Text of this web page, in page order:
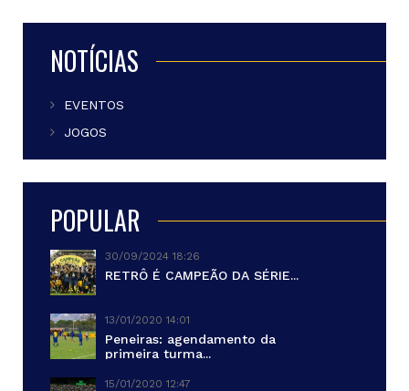
NOTÍCIAS
EVENTOS
JOGOS
POPULAR
30/09/2024 18:26
RETRÔ É CAMPEÃO DA SÉRIE...
13/01/2020 14:01
Peneiras: agendamento da
primeira turma...
15/01/2020 12:47